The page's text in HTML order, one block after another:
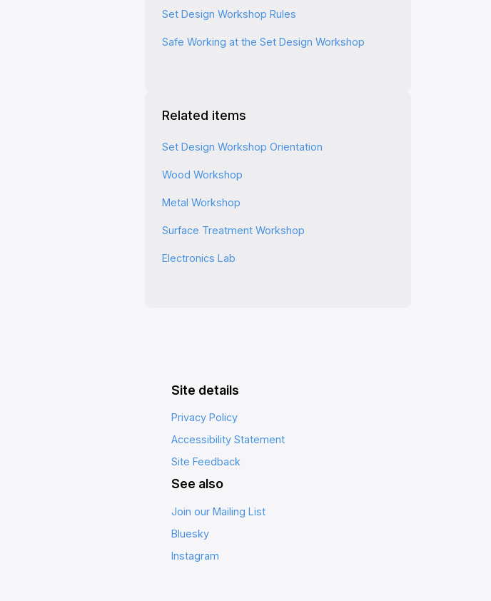
Set Design Workshop Rules
Safe Working at the Set Design Workshop
Related items
Set Design Workshop Orientation
Wood Workshop
Metal Workshop
Surface Treatment Workshop
Electronics Lab
Site details
Privacy Policy
Accessibility Statement
Site Feedback
See also
Join our Mailing List
Bluesky
Instagram